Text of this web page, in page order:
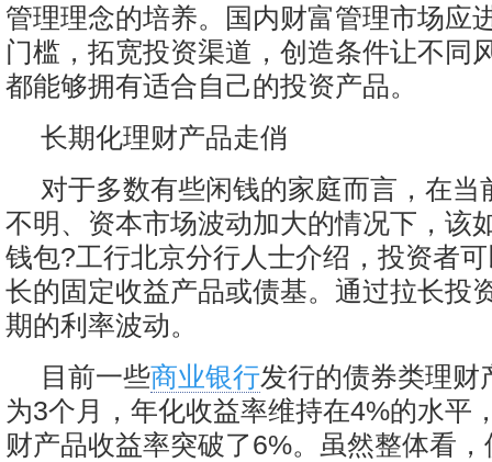
管理理念的培养。国内财富管理市场应
门槛，拓宽投资渠道，创造条件让不同
都能够拥有适合自己的投资产品。
长期化理财产品走俏
对于多数有些闲钱的家庭而言，在当
不明、资本市场波动加大的情况下，该
钱包?工行北京分行人士介绍，投资者
长的固定收益产品或债基。通过拉长投
期的利率波动。
目前一些商业银行发行的债券类理财
为3个月，年化收益率维持在4%的水平
财产品收益率突破了6%。虽然整体看